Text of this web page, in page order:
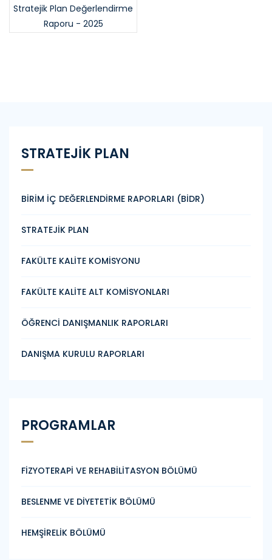
Stratejik Plan Değerlendirme
Raporu - 2025
STRATEJİK PLAN
BİRİM İÇ DEĞERLENDİRME RAPORLARI (BİDR)
STRATEJİK PLAN
FAKÜLTE KALİTE KOMİSYONU
FAKÜLTE KALİTE ALT KOMİSYONLARI
ÖĞRENCİ DANIŞMANLIK RAPORLARI
DANIŞMA KURULU RAPORLARI
PROGRAMLAR
FİZYOTERAPİ VE REHABİLİTASYON BÖLÜMÜ
BESLENME VE DİYETETİK BÖLÜMÜ
HEMŞİRELİK BÖLÜMÜ